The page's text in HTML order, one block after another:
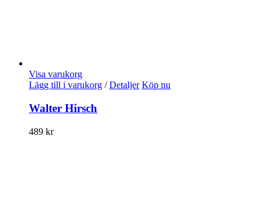
Visa varukorg
Lägg till i varukorg / Detaljer Köp nu
Walter Hirsch
489 kr